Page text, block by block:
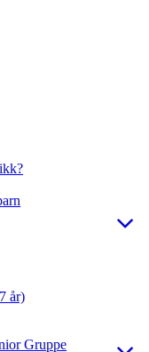
år)
Gruppe